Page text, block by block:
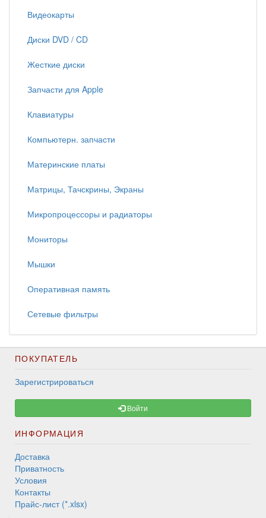
Видеокарты
Диски DVD / CD
Жесткие диски
Запчасти для Apple
Клавиатуры
Компьютерн. запчасти
Материнские платы
Матрицы, Тачскрины, Экраны
Микропроцессоры и радиаторы
Мониторы
Мышки
Оперативная память
Сетевые фильтры
ПОКУПАТЕЛЬ
Зарегистрироваться
Войти
ИНФОРМАЦИЯ
Доставка
Приватность
Условия
Контакты
Прайс-лист (*.xlsx)